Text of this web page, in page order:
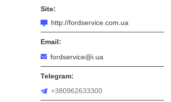
http://fordservice.com.ua
fordservice@i.ua
+380962633300